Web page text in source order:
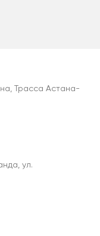
Трасса Астана-
ул.